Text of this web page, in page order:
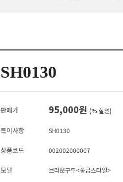
SH0130
판매가 95,000원 (% 할인)
특이사항 SH0130
상품코드 002002000007
모델 브라운구두<통굽스타일>